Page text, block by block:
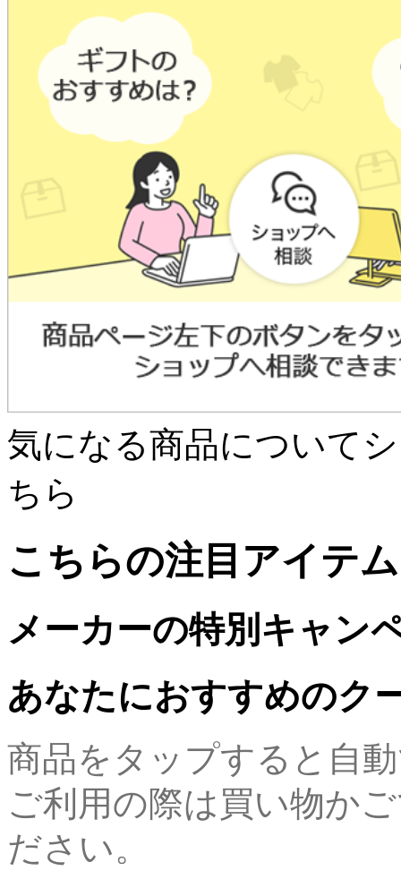
気になる商品について
ちら
こちらの注目アイテ
メーカーの特別キャン
あなたにおすすめのク
商品をタップすると自
ご利用の際は買い物か
ださい。